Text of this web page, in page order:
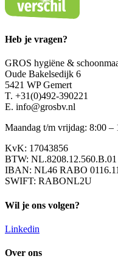
Heb je vragen?
GROS hygiëne &
Oude Bakelsedijk 6
5421 WP Gemert
T. +31(0)492-390221
E. info@grosbv.nl
Maandag t/m vrijdag: 8:00 –
KvK: 17043856
BTW: NL.8208.12.560.B.01
IBAN: NL46 RABO
SWIFT: RABONL2U
Wil je ons volgen?
Linkedin
Over ons